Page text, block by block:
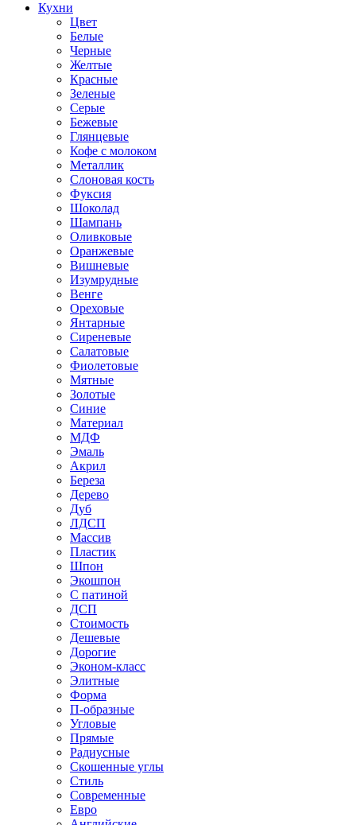
Кухни
Цвет
Белые
Черные
Желтые
Красные
Зеленые
Серые
Бежевые
Глянцевые
Кофе с молоком
Металлик
Слоновая кость
Фуксия
Шоколад
Шампань
Оливковые
Оранжевые
Вишневые
Изумрудные
Венге
Ореховые
Янтарные
Сиреневые
Салатовые
Фиолетовые
Мятные
Золотые
Синие
Материал
МДФ
Эмаль
Акрил
Береза
Дерево
Дуб
ЛДСП
Массив
Пластик
Шпон
Экошпон
С патиной
ДСП
Стоимость
Дешевые
Дорогие
Эконом-класс
Элитные
Форма
П-образные
Угловые
Прямые
Радиусные
Скошенные углы
Стиль
Современные
Евро